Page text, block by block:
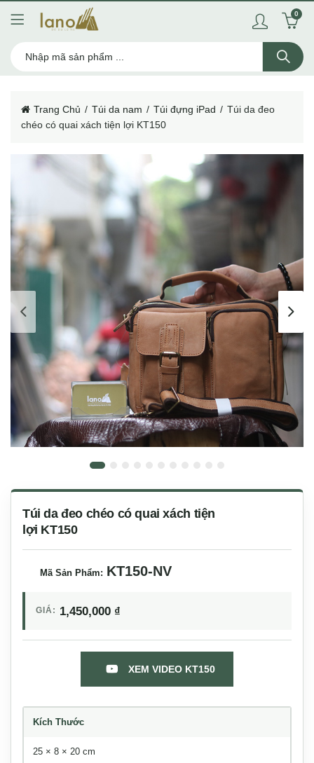
0
Trang Chủ Túi da nam Túi đựng iPad
Túi da đeo
chéo có quai xách tiện lợi KT150
Túi da đeo chéo có quai xách tiện
lợi KT150
Mã Sản Phẩm: KT150-NV
GIÁ: 1,450,000 ₫
XEM VIDEO KT150
Kích Thước
25 × 8 × 20 cm